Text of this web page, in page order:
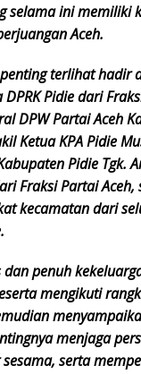
selama ini memiliki
Aceh.
terlihat hadir
Pidie dari
DPW Partai Aceh
Ketua KPA Pidie
Pidie Tgk.
Fraksi Partai
kecamatan dari
dan penuh
mengikuti
menjaga
serta